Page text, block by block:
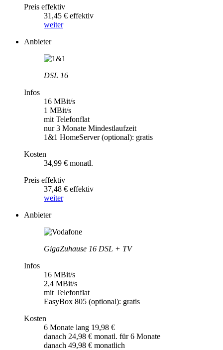
Preis effektiv
31,45 € effektiv
weiter
Anbieter
DSL 16
Infos
16 MBit/s
1 MBit/s
mit Telefonflat
nur 3 Monate Mindestlaufzeit
1&1 HomeServer (optional): gratis
Kosten
34,99 € monatl.
Preis effektiv
37,48 € effektiv
weiter
Anbieter
GigaZuhause 16 DSL + TV
Infos
16 MBit/s
2,4 MBit/s
mit Telefonflat
EasyBox 805 (optional): gratis
Kosten
6 Monate lang 19,98 €
danach 24,98 € monatl. für 6 Monate
danach 49,98 € monatlich